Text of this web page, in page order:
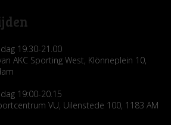
19.30-21.00
AKC Sporting West, Klönneplein 10,
19:00-20.15
VU, Uilenstede 100, 1183 AM